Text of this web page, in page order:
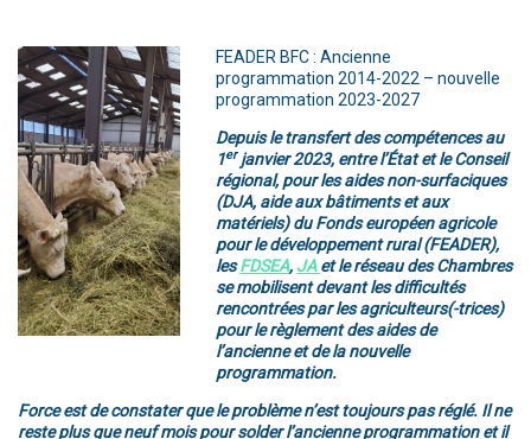
FEADER BFC : Ancienne
programmation 2014-2022 – nouvelle
programmation 2023-2027
Depuis le transfert des compétences au
1erjanvier 2023, entre l’État et le Conseil
régional, pour les aides non-surfaciques
(DJA, aide aux bâtiments et aux
matériels) du Fonds européen agricole
pour le développement rural (FEADER),
lesFDSEA, JAet le réseau des Chambres
se mobilisent devant les difficultés
rencontrées par les agriculteurs(-trices)
pour le règlement des aides de
l’ancienne et de la nouvelle
programmation.
Force est de constater que le problème n’est toujours pas réglé. Il ne
reste plus que neuf mois pour solder l’ancienne programmation et il